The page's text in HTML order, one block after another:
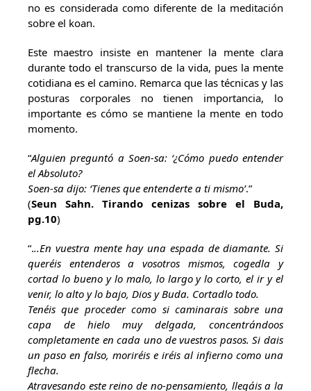
no es considerada como diferente de la meditación
sobre el koan.
Este maestro insiste en mantener la mente clara
durante todo el transcurso de la vida, pues la mente
cotidiana es el camino. Remarca que las técnicas y las
posturas corporales no tienen importancia, lo
importante es cómo se mantiene la mente en todo
momento.
“Alguien preguntó a Soen-sa: ‘¿Cómo puedo entender
el Absoluto?
Soen-sa dijo: ‘Tienes que entenderte a ti mismo’.”
(Seun Sahn. Tirando cenizas sobre el Buda,
pg.10)
“...En vuestra mente hay una espada de diamante. Si
queréis entenderos a vosotros mismos, cogedla y
cortad lo bueno y lo malo, lo largo y lo corto, el ir y el
venir, lo alto y lo bajo, Dios y Buda. Cortadlo todo.
Tenéis que proceder como si caminarais sobre una
capa de hielo muy delgada, concentrándoos
completamente en cada uno de vuestros pasos. Si dais
un paso en falso, moriréis e iréis al infierno como una
flecha.
Atravesando este reino de no-pensamiento, llegáis a la